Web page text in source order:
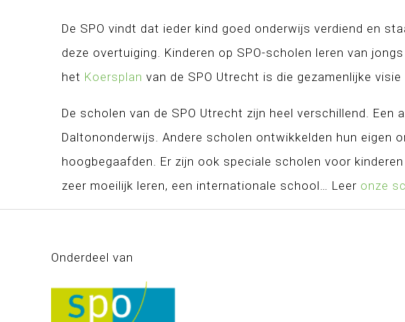
De SPO vindt dat ieder kind goed onderwijs verdiend en
deze overtuiging. Kinderen op SPO-scholen leren van
het Koersplan van de SPO Utrecht is die gezamenlijke visie
De scholen van de SPO Utrecht zijn heel verschillend.
Daltononderwijs. Andere scholen ontwikkelden hun eigen
hoogbegaafden. Er zijn ook speciale scholen voor
zeer moeilijk leren, een internationale school… Leer onze
Onderdeel van